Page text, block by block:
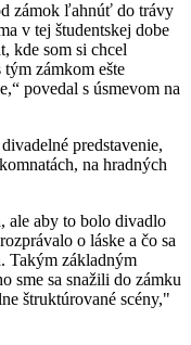
zámok ľahnúť do trávy
v tej študentskej dobe
kde som si chcel
zámkom ešte
povedal s úsmevom na
predstavenie,
na hradných
ale aby to bolo divadlo
o láske a čo sa
Takým základným
sme sa snažili do zámku
štruktúrované scény,"